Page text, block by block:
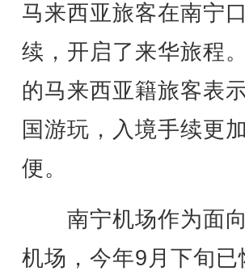
马来西亚旅客在南宁
续，开启了来华旅程
的马来西亚籍旅客表
国游玩，入境手续更
便。
南宁机场作为面向
机场，今年9月下旬